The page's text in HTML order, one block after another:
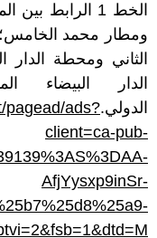
الخط 1 الرابط
الدار البيضاء
الدولي.pagead/ads?
client=ca-pub-
AfjYysxp9inSr-